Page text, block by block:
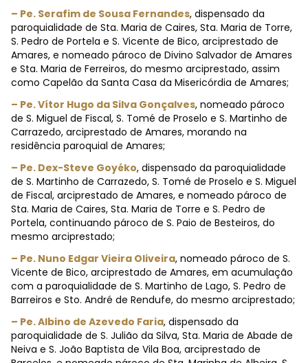
– Pe. Serafim de Sousa Fernandes, dispensado da
paroquialidade de Sta. Maria de Caires, Sta. Maria de Torre,
S. Pedro de Portela e S. Vicente de Bico, arciprestado de
Amares, e nomeado pároco de Divino Salvador de Amares
e Sta. Maria de Ferreiros, do mesmo arciprestado, assim
como Capelão da Santa Casa da Misericórdia de Amares;
– Pe. Vítor Hugo da Silva Gonçalves, nomeado pároco
de S. Miguel de Fiscal, S. Tomé de Proselo e S. Martinho de
Carrazedo, arciprestado de Amares, morando na
residência paroquial de Amares;
– Pe. Dex-Steve Goyéko, dispensado da paroquialidade
de S. Martinho de Carrazedo, S. Tomé de Proselo e S. Miguel
de Fiscal, arciprestado de Amares, e nomeado pároco de
Sta. Maria de Caires, Sta. Maria de Torre e S. Pedro de
Portela, continuando pároco de S. Paio de Besteiros, do
mesmo arciprestado;
– Pe. Nuno Edgar Vieira Oliveira, nomeado pároco de S.
Vicente de Bico, arciprestado de Amares, em acumulação
com a paroquialidade de S. Martinho de Lago, S. Pedro de
Barreiros e Sto. André de Rendufe, do mesmo arciprestado;
– Pe. Albino de Azevedo Faria, dispensado da
paroquialidade de S. Julião da Silva, Sta. Maria de Abade de
Neiva e S. João Baptista de Vila Boa, arciprestado de